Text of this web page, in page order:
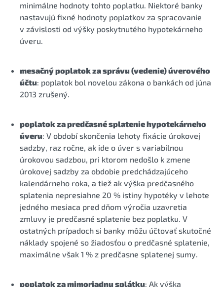
minimálne hodnoty tohto poplatku. Niektoré banky
nastavujú fixné hodnoty poplatkov za spracovanie
v závislosti od výšky poskytnutého hypotekárneho
úveru.
mesačný poplatok za správu (vedenie) úverového
účtu: poplatok bol novelou zákona o bankách od júna
2013 zrušený.
poplatok za predčasné splatenie hypotekárneho
úveru: V období skončenia lehoty fixácie úrokovej
sadzby, raz ročne, ak ide o úver s variabilnou
úrokovou sadzbou, pri ktorom nedošlo k zmene
úrokovej sadzby za obdobie predchádzajúceho
kalendárneho roka, a tiež ak výška predčasného
splatenia nepresiahne 20 % istiny hypotéky v lehote
jedného mesiaca pred dňom výročia uzavretia
zmluvy je predčasné splatenie bez poplatku. V
ostatných prípadoch si banky môžu účtovať skutočné
náklady spojené so žiadosťou o predčasné splatenie,
maximálne však 1 % z predčasne splatenej sumy.
poplatok za mimoriadnu splátku: Ak výška